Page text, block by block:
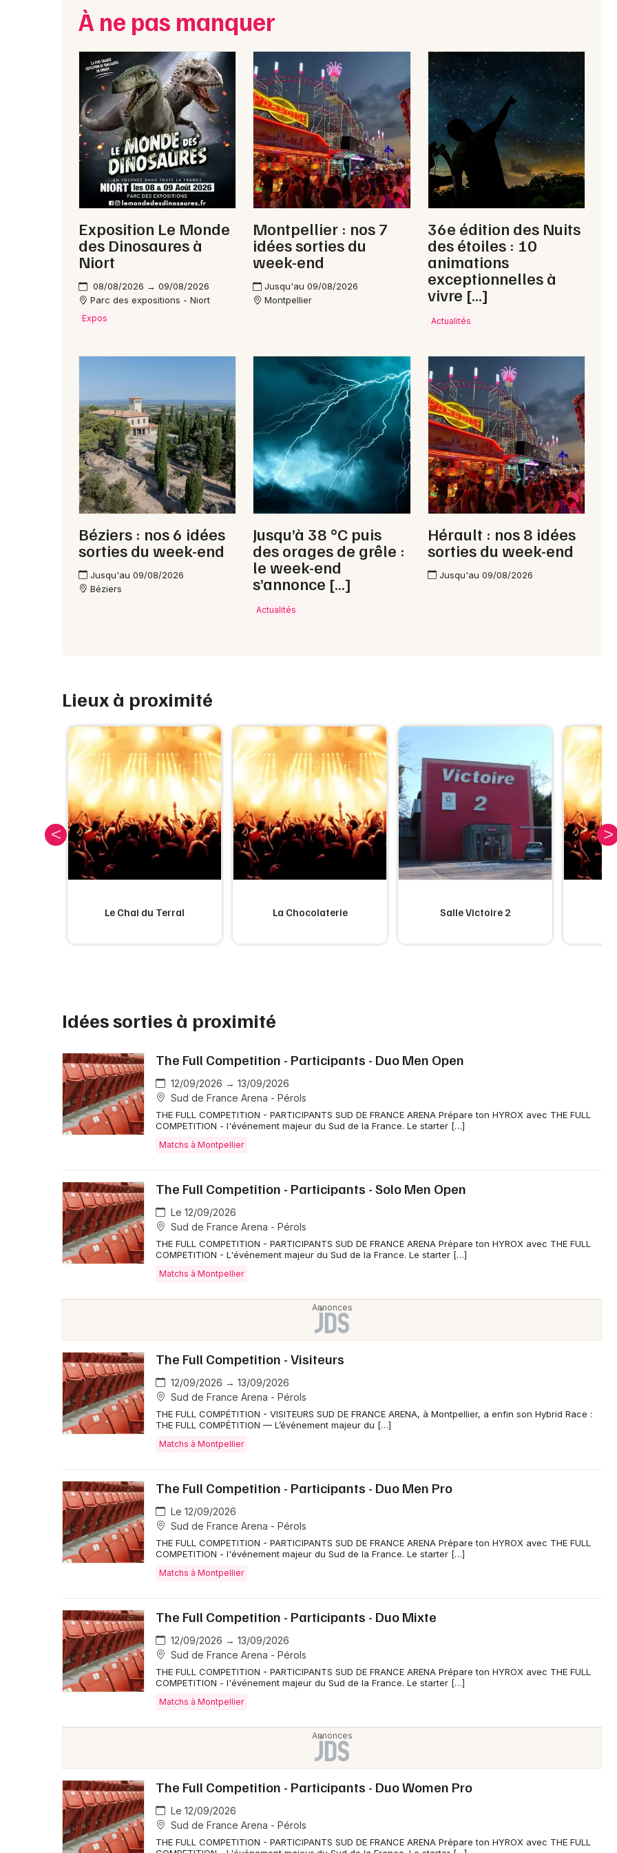
Newsletter des sorties
Artistes en tournée
Actus à Montpellier
Magazine à Montpellier
34 - Hérault
Choisir mes départements
Mon email
Je m'abonne
À ne pas manquer
Exposition Le Monde
des Dinosaures à
Niort
08/08/2026 → 09/08/2026
Parc des expositions - Niort
Expos
Montpellier : nos 7
idées sorties du
week-end
Jusqu'au 09/08/2026
Montpellier
36e édition des Nuits
des étoiles : 10
animations
exceptionnelles à
vivre […]
Actualités
Béziers : nos 6 idées
sorties du week-end
Jusqu'au 09/08/2026
Béziers
Jusqu’à 38 °C puis
des orages de grêle :
le week-end
s’annonce […]
Actualités
Hérault : nos 8 idées
sorties du week-end
Jusqu'au 09/08/2026
Lieux à proximité
Le Chai du Terral La Chocolaterie Salle Victoire 2
Idées sorties à proximité
The Full Competition - Participants - Duo Men Open
12/09/2026 → 13/09/2026
Sud de France Arena - Pérols
THE FULL COMPETITION - PARTICIPANTS SUD DE FRANCE ARENA Prépare ton HYROX avec THE FULL
COMPETITION - l'événement majeur du Sud de la France. Le starter […]
Matchs à Montpellier
The Full Competition - Participants - Solo Men Open
Le 12/09/2026
Sud de France Arena - Pérols
THE FULL COMPETITION - PARTICIPANTS SUD DE FRANCE ARENA Prépare ton HYROX avec THE FULL
COMPETITION - L'événement majeur du Sud de la France. Le starter […]
Matchs à Montpellier
The Full Competition - Visiteurs
12/09/2026 → 13/09/2026
Sud de France Arena - Pérols
THE FULL COMPÉTITION - VISITEURS SUD DE FRANCE ARENA, à Montpellier, a enfin son Hybrid Race :
THE FULL COMPÉTITION — L’événement majeur du […]
Matchs à Montpellier
The Full Competition - Participants - Duo Men Pro
Le 12/09/2026
Sud de France Arena - Pérols
THE FULL COMPETITION - PARTICIPANTS SUD DE FRANCE ARENA Prépare ton HYROX avec THE FULL
COMPETITION - l'événement majeur du Sud de la France. Le starter […]
Matchs à Montpellier
The Full Competition - Participants - Duo Mixte
12/09/2026 → 13/09/2026
Sud de France Arena - Pérols
THE FULL COMPETITION - PARTICIPANTS SUD DE FRANCE ARENA Prépare ton HYROX avec THE FULL
COMPETITION - l'événement majeur du Sud de la France. Le starter […]
Matchs à Montpellier
The Full Competition - Participants - Duo Women Pro
Le 12/09/2026
Sud de France Arena - Pérols
THE FULL COMPETITION - PARTICIPANTS SUD DE FRANCE ARENA Prépare ton HYROX avec THE FULL